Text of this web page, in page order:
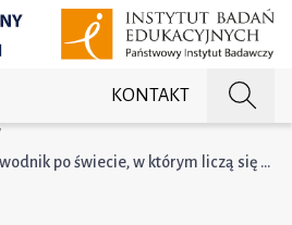
KONTAKT
Małe ZRK – pierwszy przewodnik po świecie, w którym liczą się doświadczenie, wiedza i umiejętności